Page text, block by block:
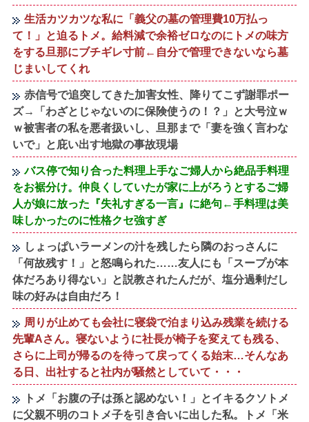
生活カツカツな私に「義父の墓の管理費10万払っ
て！」と迫るトメ。給料減で余裕ゼロなのにトメの味方
をする旦那にブチギレ寸前←自分で管理できないなら墓
じまいしてくれ
赤信号で追突してきた加害女性、降りてこず謝罪ポー
ズ→「わざとじゃないのに保険使うの！？」と大号泣ｗ
ｗ被害者の私を悪者扱いし、旦那まで「妻を強く言わな
いで」と庇い出す地獄の事故現場
バス停で知り合った料理上手なご婦人から絶品手料理
をお裾分け。仲良くしていたが家に上がろうとするご婦
人が娘に放った『失礼すぎる一言』に絶句←手料理は美
味しかったのに性格クセ強すぎ
しょっぱいラーメンの汁を残したら隣のおっさんに
「何故残す！」と怒鳴られた……友人にも「スープが本
体だろあり得ない」と説教されたんだが、塩分過剰だし
味の好みは自由だろ！
周りが止めても会社に寝袋で泊まり込み残業を続ける
先輩Aさん。寝ないように社長が椅子を変えても残る、
さらに上司が帰るのを待って戻ってくる始末…そんなあ
る日、出社すると社内が騒然としていて・・・
トメ「お腹の子は孫と認めない！」とイキるクソトメ
に父親不明のコトメ子を引き合いに出した私。トメ「米